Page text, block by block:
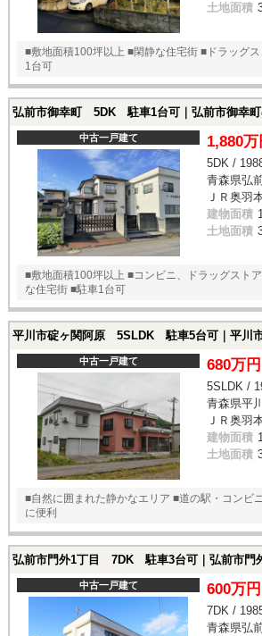
土地面積
■敷地面積100坪以上 ■閑静な住宅街 ■ドラッグ
1台可
弘前市御幸町 5DK 駐車1台可｜弘前市御幸町
中古一戸建て 1,880万
5DK /
青森県弘
ＪＲ奥羽
建物面積
土地面積
■敷地面積100坪以上 ■コンビニ、ドラッグスト
な住宅街 ■駐車1台可
中古一戸建て 680万円
5SLDK /
青森県平
ＪＲ奥羽
建物面積
土地面積
■自然に囲まれた静かなエリア ■道の駅・コンビ
に便利
弘前市門外1丁目 7DK 駐車3台可｜弘前市門
中古一戸建て 600万円
7DK /
青森県弘